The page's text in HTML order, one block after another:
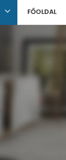
FŐOLDAL